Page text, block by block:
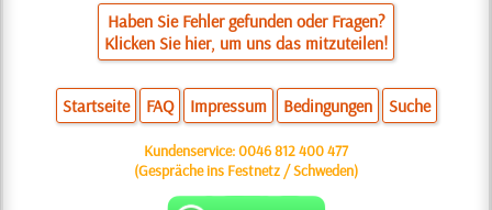
Haben Sie Fehler gefunden oder Fragen?
Klicken Sie hier, um uns das mitzuteilen!
Startseite FAQ Impressum Bedingungen Suche
Kundenservice:0046 812 400 477
(Gespräche ins Festnetz / Schweden)